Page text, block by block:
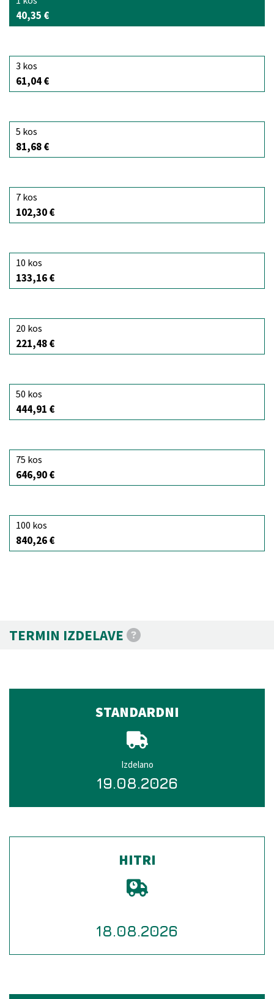
40,35 €
3 kos
61,04 €
5 kos
81,68 €
7 kos
102,30 €
10 kos
133,16 €
20 kos
221,48 €
50 kos
444,91 €
75 kos
646,90 €
100 kos
840,26 €
TERMIN IZDELAVE
STANDARDNI
Izdelano
19.08.2026
HITRI
18.08.2026